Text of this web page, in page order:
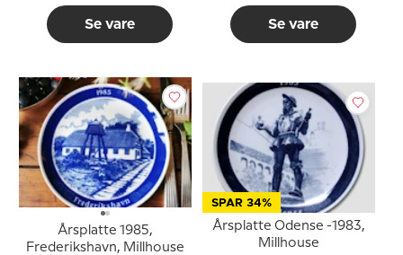
Se vare Se vare
Årsplatte 1985,
Frederikshavn, Millhouse
SPAR 34%
Årsplatte Odense -1983,
Millhouse